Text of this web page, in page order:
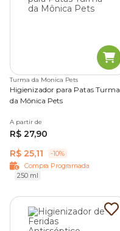
Turma da Monica Pets
Higienizador para Patas Turma
da Mônica Pets
A partir de
R$ 27,90
R$ 25,11
-10%
Compra Programada
250 ml